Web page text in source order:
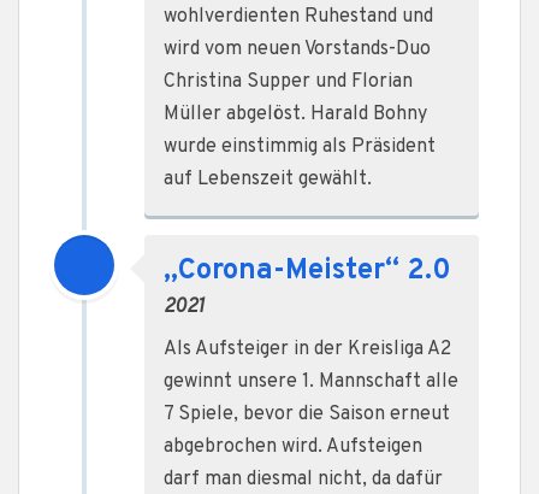
wohlverdienten Ruhestand und
wird vom neuen Vorstands-Duo
Christina Supper und Florian
Müller abgelöst. Harald Bohny
wurde einstimmig als Präsident
auf Lebenszeit gewählt.
„Corona-Meister“ 2.0
2021
Als Aufsteiger in der Kreisliga A2
gewinnt unsere 1. Mannschaft alle
7 Spiele, bevor die Saison erneut
abgebrochen wird. Aufsteigen
darf man diesmal nicht, da dafür